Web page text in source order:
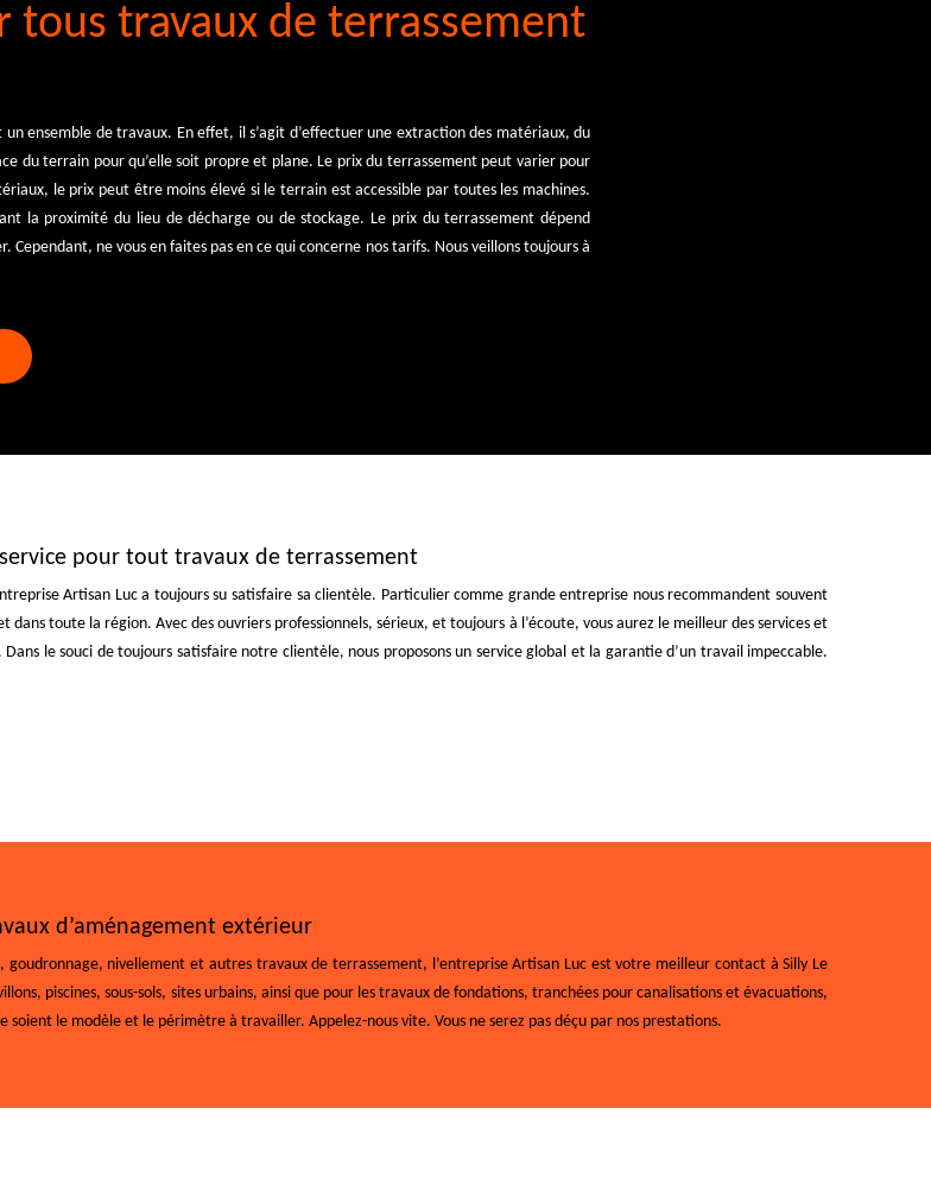
tous travaux de terrassement
ensemble de travaux. En effet, il s’agit d’effectuer une extraction des matériaux, du
du terrain pour qu’elle soit propre et plane. Le prix du terrassement peut varier pour
le prix peut être moins élevé si le terrain est accessible par toutes les machines.
la proximité du lieu de décharge ou de stockage. Le prix du terrassement dépend
ne vous en faites pas en ce qui concerne nos tarifs. Nous veillons toujours à
pour tout travaux de terrassement
Artisan Luc a toujours su satisfaire sa clientèle. Particulier comme grande entreprise nous recommandent souvent
toute la région. Avec des ouvriers professionnels, sérieux, et toujours à l’écoute, vous aurez le meilleur des services et
le souci de toujours satisfaire notre clientèle, nous proposons un service global et la garantie d’un travail impeccable.
d’aménagement extérieur
nivellement et autres travaux de terrassement, l’entreprise Artisan Luc est votre meilleur contact à Silly Le
piscines, sous-sols, sites urbains, ainsi que pour les travaux de fondations, tranchées pour canalisations et évacuations,
le modèle et le périmètre à travailler. Appelez-nous vite. Vous ne serez pas déçu par nos prestations.